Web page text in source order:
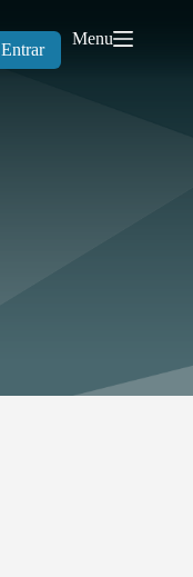
Entrar
Menu